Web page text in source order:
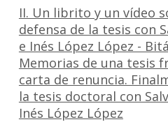
II. Un librito y un vídeo
defensa de la tesis con
e Inés López López -
Memorias de una tesis
carta de renuncia.
la tesis doctoral con
Inés López López